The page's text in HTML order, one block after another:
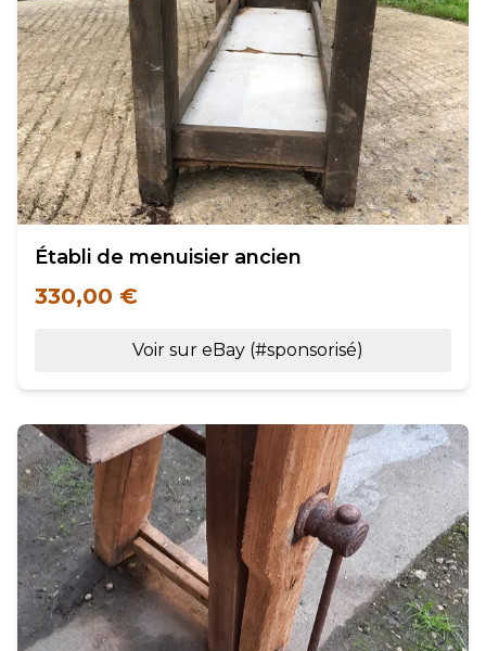
Établi de menuisier ancien
330,00 €
Voir sur eBay (#sponsorisé)